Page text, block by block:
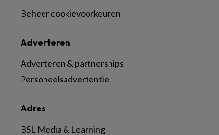
Adres
BSL Media & Learning
Adverteren
Adverteren & partnerships
Personeelsadvertentie
Beheer cookievoorkeuren